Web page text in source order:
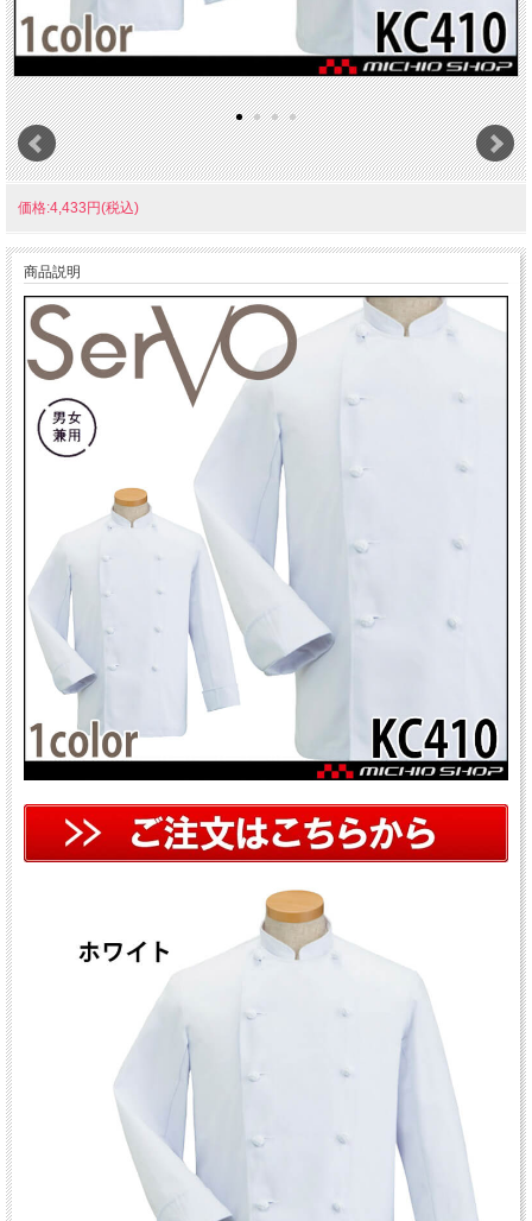
価格:4,433円(税込)
商品説明